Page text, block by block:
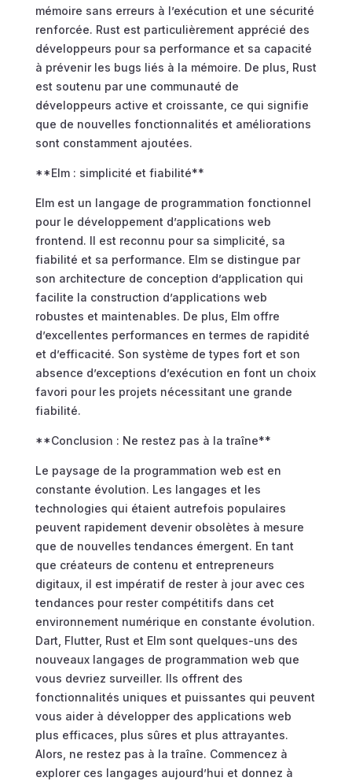
mémoire sans erreurs à l’exécution et une sécurité
renforcée. Rust est particulièrement apprécié des
développeurs pour sa performance et sa capacité
à prévenir les bugs liés à la mémoire. De plus, Rust
est soutenu par une communauté de
développeurs active et croissante, ce qui signifie
que de nouvelles fonctionnalités et améliorations
sont constamment ajoutées.
**Elm : simplicité et fiabilité**
Elm est un langage de programmation fonctionnel
pour le développement d’applications web
frontend. Il est reconnu pour sa simplicité, sa
fiabilité et sa performance. Elm se distingue par
son architecture de conception d’application qui
facilite la construction d’applications web
robustes et maintenables. De plus, Elm offre
d’excellentes performances en termes de rapidité
et d’efficacité. Son système de types fort et son
absence d’exceptions d’exécution en font un choix
favori pour les projets nécessitant une grande
fiabilité.
**Conclusion : Ne restez pas à la traîne**
Le paysage de la programmation web est en
constante évolution. Les langages et les
technologies qui étaient autrefois populaires
peuvent rapidement devenir obsolètes à mesure
que de nouvelles tendances émergent. En tant
que créateurs de contenu et entrepreneurs
digitaux, il est impératif de rester à jour avec ces
tendances pour rester compétitifs dans cet
environnement numérique en constante évolution.
Dart, Flutter, Rust et Elm sont quelques-uns des
nouveaux langages de programmation web que
vous devriez surveiller. Ils offrent des
fonctionnalités uniques et puissantes qui peuvent
vous aider à développer des applications web
plus efficaces, plus sûres et plus attrayantes.
Alors, ne restez pas à la traîne. Commencez à
explorer ces langages aujourd’hui et donnez à